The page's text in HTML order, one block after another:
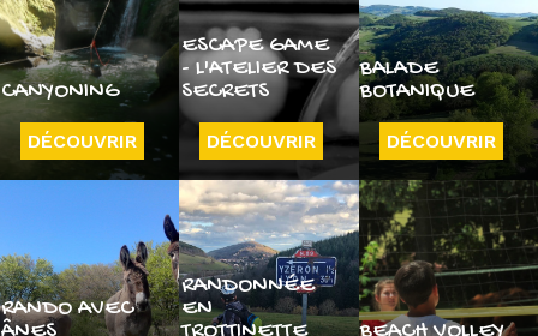
CANYONING
DÉCOUVRIR
ESCAPE GAME
- L'ATELIER DES
SECRETS
DÉCOUVRIR
BALADE
BOTANIQUE
DÉCOUVRIR
RANDO AVEC
RANDONNÉE
EN